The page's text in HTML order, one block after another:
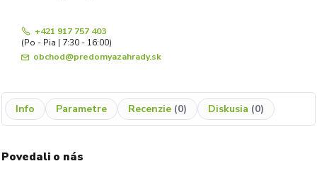
+421 917 757 403
(Po - Pia | 7:30 - 16:00)
obchod@predomyazahrady.sk
Info Parametre Recenzie 0 Diskusia 0
Povedali o nás